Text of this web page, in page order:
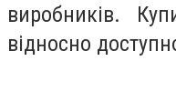
виробників.
відносно